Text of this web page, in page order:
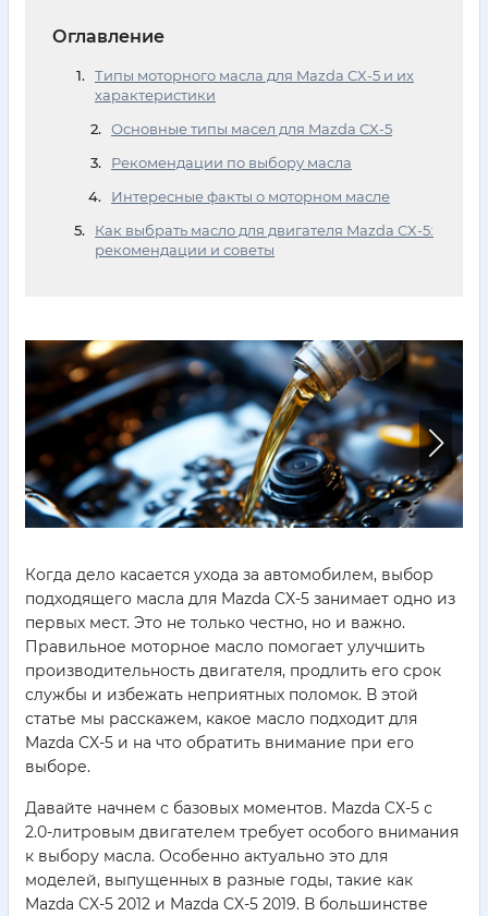
Оглавление
Типы моторного масла для Mazda CX-5 и их
характеристики
Основные типы масел для Mazda CX-5
Рекомендации по выбору масла
Интересные факты о моторном масле
Как выбрать масло для двигателя Mazda CX-5:
рекомендации и советы
Когда дело касается ухода за автомобилем, выбор
подходящего масла для Mazda CX-5 занимает одно из
первых мест. Это не только честно, но и важно.
Правильное моторное масло помогает улучшить
производительность двигателя, продлить его срок
службы и избежать неприятных поломок. В этой
статье мы расскажем, какое масло подходит для
Mazda CX-5 и на что обратить внимание при его
выборе.
Давайте начнем с базовых моментов. Mazda CX-5 с
2.0-литровым двигателем требует особого внимания
к выбору масла. Особенно актуально это для
моделей, выпущенных в разные годы, такие как
Mazda CX-5 2012 и Mazda CX-5 2019. В большинстве